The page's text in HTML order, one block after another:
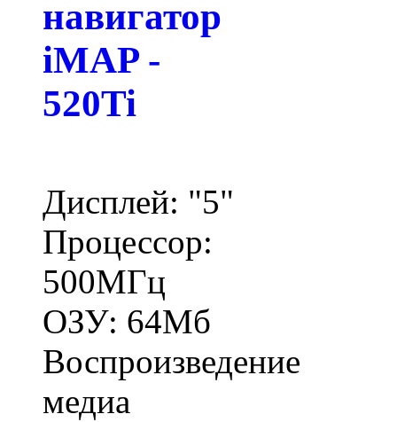
навигатор
iMAP -
520Ti
Дисплей: "5"
Процессор:
500МГц
ОЗУ: 64Мб
Воспроизведение
медиа